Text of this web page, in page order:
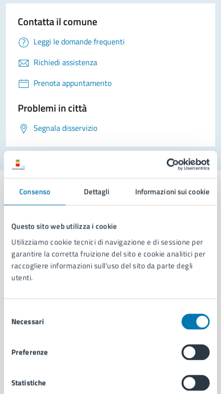
Consenso Dettagli Informazioni sui cookie
Questo sito web utilizza i cookie
Utilizziamo cookie tecnici di navigazione e di sessione per
garantire la corretta fruizione del sito e cookie analitici per
raccogliere informazioni sull'uso del sito da parte degli
utenti.
delNecessari
Preferenze
Statistiche
Contatta il comune
Leggi le domande frequenti
Richiedi assistenza
Prenota appuntamento
Problemi in città
Segnala disservizio
Comune di Napoli
AMMINISTRAZIONE
Aree amministrative
Organi di governo
Enti e fondazioni
Documenti e dati